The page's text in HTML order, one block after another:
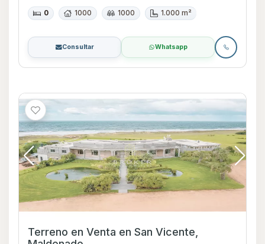
0 1000 1000 1.000 m²
Consultar Whatsapp
Terreno en Venta en San Vicente,